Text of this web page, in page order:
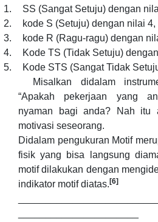
1.
SS (Sangat Setuju) dengan
2.
kode S (Setuju) dengan nilai 4,
3.
kode R (Ragu-ragu) dengan
4.
Kode TS (Tidak Setuju)
5.
Kode STS (Sangat Tidak
Misalkan didalam
“Apakah pekerjaan yang
nyaman bagi anda? Nah itu
motivasi seseorang.
Didalam pengukuran Motif
fisik yang bisa langsung
motif dilakukan dengan
indikator motif diatas. [6]